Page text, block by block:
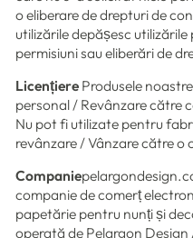
o eliberare de drepturi de
utilizările depășesc utilizările
permisiuni sau eliberări de
Licențiere Produsele
personal / Revânzare către
Nu pot fi utilizate pentru
revânzare / Vânzare către o
Companie
companie de comerț
papetărie pentru nunți și
operată de Pelargon Design